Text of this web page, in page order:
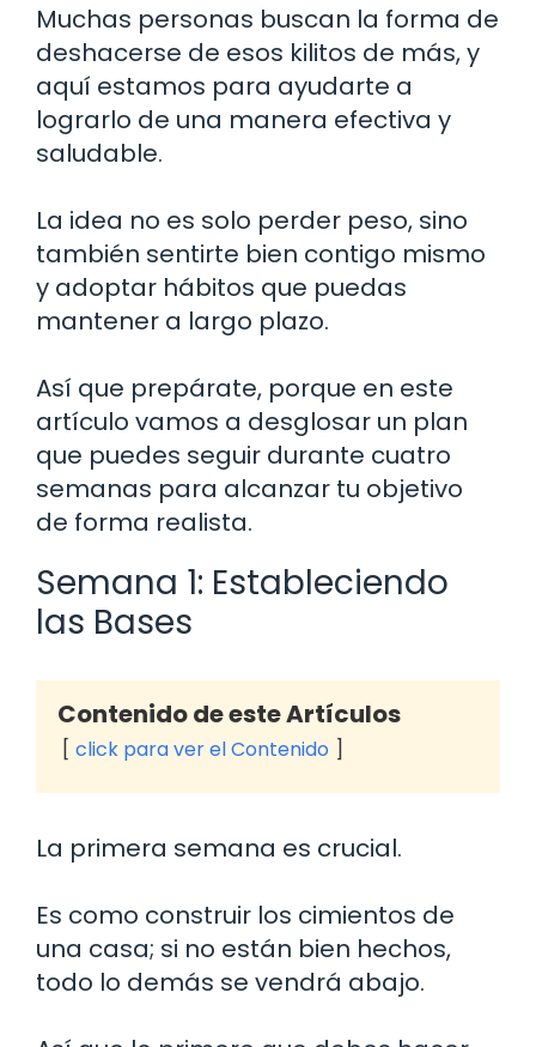
Muchas personas buscan la forma de
deshacerse de esos kilitos de más, y
aquí estamos para ayudarte a
lograrlo de una manera efectiva y
saludable.
La idea no es solo perder peso, sino
también sentirte bien contigo mismo
y adoptar hábitos que puedas
mantener a largo plazo.
Así que prepárate, porque en este
artículo vamos a desglosar un plan
que puedes seguir durante cuatro
semanas para alcanzar tu objetivo
de forma realista.
Semana 1: Estableciendo
las Bases
Contenido de este Artículos
click para ver el Contenido
La primera semana es crucial.
Es como construir los cimientos de
una casa; si no están bien hechos,
todo lo demás se vendrá abajo.